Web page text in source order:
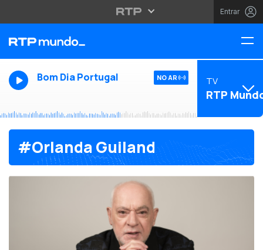
Entrar
Bom Dia Portugal NO AR TV
RTP
#Orlanda Guiland